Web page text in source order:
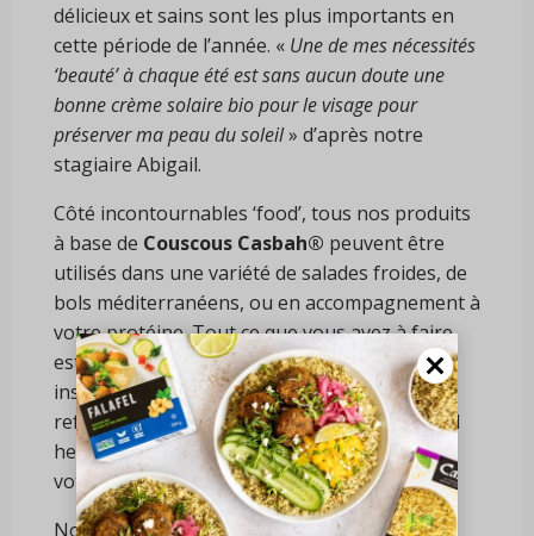
délicieux et sains sont les plus importants en
cette période de l’année. « Une de mes nécessités
‘beauté’ à chaque été est sans aucun doute une
bonne crème solaire bio pour le visage pour
préserver ma peau du soleil» d’après notre
stagiaire Abigail.
Côté incontournables ‘food’, tous nos produits
à base de Couscous Casbah® peuvent être
utilisés dans une variété de salades froides, de
bols méditerranéens, ou en accompagnement à
votre protéine. Tout ce que vous avez à faire
est de préparer le couscous selon les
instructions sur l’emballage et de laisser
refroidir au réfrigérateur pendant au moins 1
heure. Ajoutez simplement les garnitures de
votre choix et le tour est joué!
Notre recette du mois intitulée ‘ Bol de falafels